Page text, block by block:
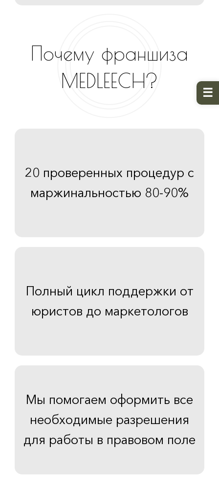
Почему франшиза
MEDLEECH?
20 проверенных процедур с
маржинальностью 80-90%
Полный цикл поддержки от
юристов до маркетологов
Мы помогаем оформить все
необходимые разрешения
для работы в правовом поле